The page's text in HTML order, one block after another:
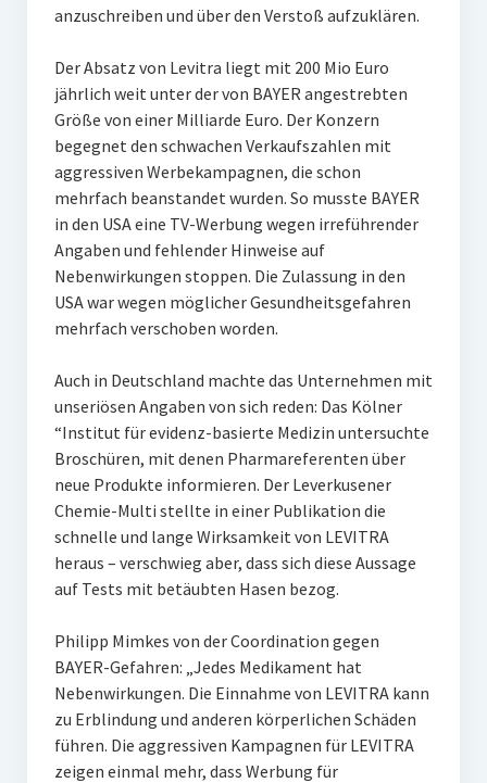
anzuschreiben und über den Verstoß aufzuklären.
Der Absatz von Levitra liegt mit 200 Mio Euro
jährlich weit unter der von BAYER angestrebten
Größe von einer Milliarde Euro. Der Konzern
begegnet den schwachen Verkaufszahlen mit
aggressiven Werbekampagnen, die schon
mehrfach beanstandet wurden. So musste BAYER
in den USA eine TV-Werbung wegen irreführender
Angaben und fehlender Hinweise auf
Nebenwirkungen stoppen. Die Zulassung in den
USA war wegen möglicher Gesundheitsgefahren
mehrfach verschoben worden.
Auch in Deutschland machte das Unternehmen mit
unseriösen Angaben von sich reden: Das Kölner
“Institut für evidenz-basierte Medizin untersuchte
Broschüren, mit denen Pharmareferenten über
neue Produkte informieren. Der Leverkusener
Chemie-Multi stellte in einer Publikation die
schnelle und lange Wirksamkeit von LEVITRA
heraus – verschwieg aber, dass sich diese Aussage
auf Tests mit betäubten Hasen bezog.
Philipp Mimkes von der Coordination gegen
BAYER-Gefahren: „Jedes Medikament hat
Nebenwirkungen. Die Einnahme von LEVITRA kann
zu Erblindung und anderen körperlichen Schäden
führen. Die aggressiven Kampagnen für LEVITRA
zeigen einmal mehr, dass Werbung für